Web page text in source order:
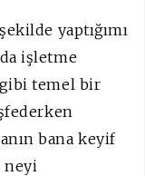
yaptığımı
işletme
temel bir
bana keyif
neyi